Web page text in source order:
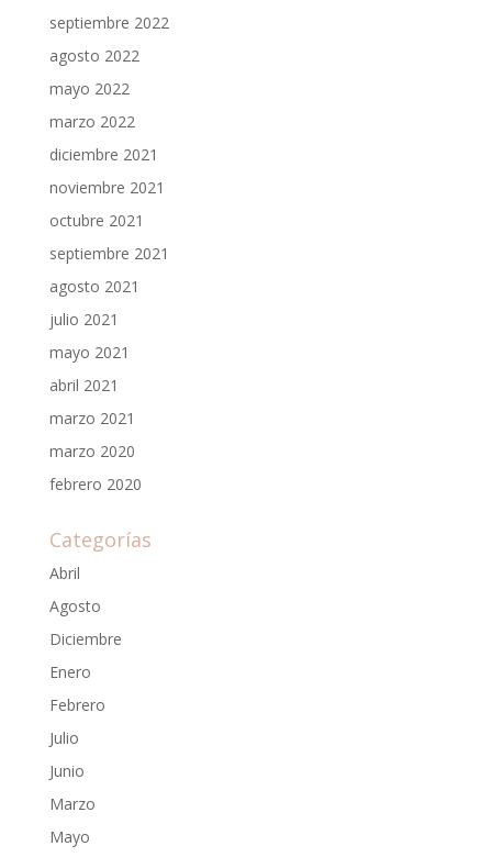
septiembre 2022
agosto 2022
mayo 2022
marzo 2022
diciembre 2021
noviembre 2021
octubre 2021
septiembre 2021
agosto 2021
julio 2021
mayo 2021
abril 2021
marzo 2021
marzo 2020
febrero 2020
Categorías
Abril
Agosto
Diciembre
Enero
Febrero
Julio
Junio
Marzo
Mayo